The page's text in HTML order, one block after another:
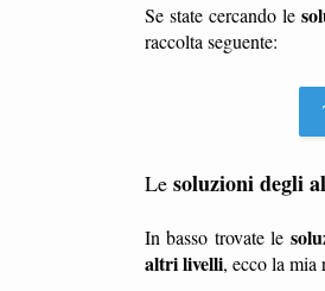
Se state cercando le
raccolta seguente:
Le soluzioni degli
In basso trovate le
altri livelli, ecco la mia